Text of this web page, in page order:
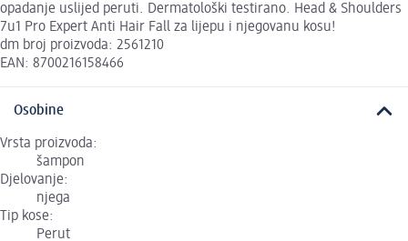
opadanje uslijed peruti. Dermatološki testirano. Head & Shoulders
7u1 Pro Expert Anti Hair Fall za lijepu i njegovanu kosu!
dm broj proizvoda: 2561210
EAN: 8700216158466
Osobine
Vrsta proizvoda:
šampon
Djelovanje:
njega
Tip kose:
Perut